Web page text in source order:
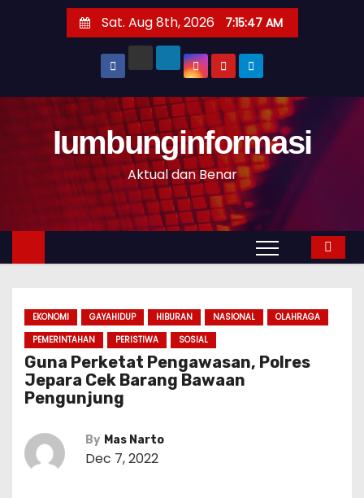
t
n
Sat. Aug 8th, 2026 7:15:48 AM
Iumbunginformasi
Aktual dan Benar
EKONOMI GAYAHIDUP HIBURAN NASIONAL
OLAHRAGA
PEMERINTAHAN
PERISTIWA SOSIAL
Guna Perketat Pengawasan, Polres
Jepara Cek Barang Bawaan
Pengunjung
By Mas Narto
Dec 7, 2022